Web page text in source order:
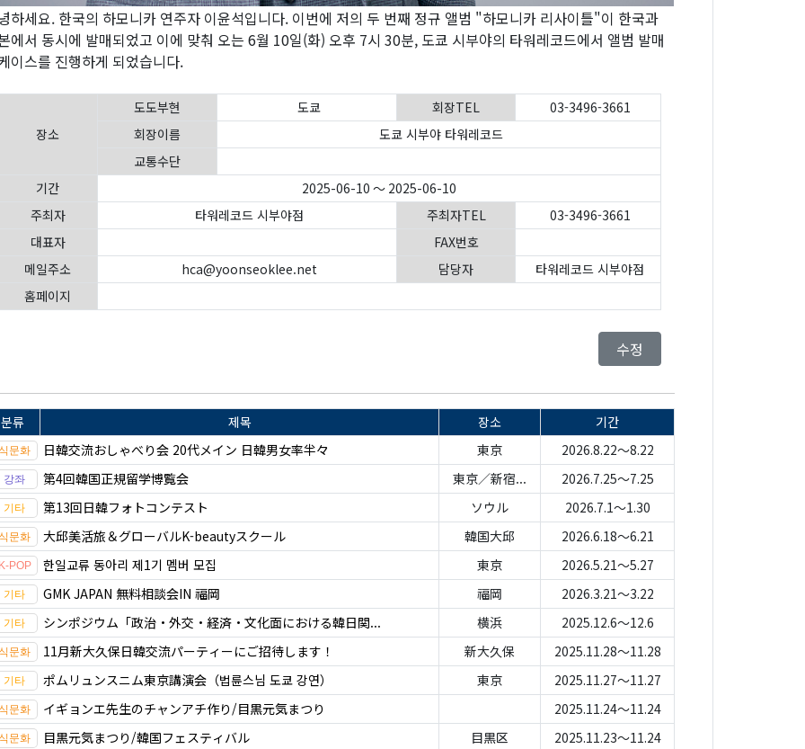
하세요. 한국의 하모니카 연주자 이윤석입니다. 이번에 저의 두 번째 정규 앨범 "하모니카 리사이틀"이 한국과
에서 동시에 발매되었고 이에 맞춰 오는 6월 10일(화) 오후 7시 30분, 도쿄 시부야의 타워레코드에서 앨범 발매
이스를 진행하게 되었습니다.
장소
도도부현 도쿄 회장TEL
03-3496-3661
회장이름
도쿄 시부야 타워레코드
교통수단
기간
2025-06-10 ～ 2025-06-10
주최자
타워레코드 시부야점 주최자TEL
03-3496-3661
대표자
FAX번호
메일주소
hca@yoonseoklee.net 담당자
타워레코드 시부야점
홈페이지
수정
분류 제목 장소
기간
日韓交流おしゃべり会 20代メイン 日韓男女率半々
東京
2026.8.22～8.22
第4回韓国正規留学博覧会
東京／新宿...
2026.7.25～7.25
第13回日韓フォトコンテスト
ソウル
2026.7.1～1.30
大邱美活旅＆グローバルK-beautyスクール
韓国大邱
2026.6.18～6.21
한일교류 동아리 제1기 멤버 모집
東京
2026.5.21～5.27
GMK JAPAN 無料相談会IN 福岡
福岡
2026.3.21～3.22
シンポジウム「政治・外交・経済・文化面における韓日関...
横浜
2025.12.6～12.6
11月新大久保日韓交流パーティーにご招待します！
新大久保
2025.11.28～11.28
ポムリュンスニム東京講演会（법륜스님 도쿄 강연）
東京
2025.11.27～11.27
イギョンエ先生のチャンアチ作り/目黒元気まつり
2025.11.24～11.24
目黒元気まつり/韓国フェスティバル
目黒区
2025.11.23～11.24